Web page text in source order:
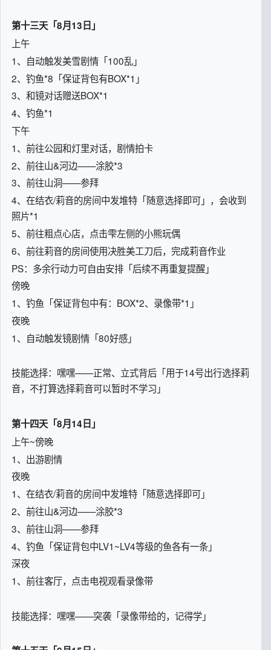
第十三天「8月13日」
上午
1、自动触发美雪剧情「100乱」
2、钓鱼*8「保证背包有BOX*1」
3、和镜对话赠送BOX*1
4、钓鱼*1
下午
1、前往公园和灯里对话，剧情拍卡
2、前往山&河边——涂胶*3
3、前往山洞——参拜
4、在结衣/莉音的房间中发堆特「随意选择即可」，会收到
照片*1
5、前往粗点心店，点击雫左侧的小熊玩偶
6、前往莉音的房间使用决胜美工刀后，完成莉音作业
PS：多余行动力可自由安排「后续不再重复提醒」
傍晚
1、钓鱼「保证背包中有：BOX*2、录像带*1」
夜晚
1、自动触发镜剧情「80好感」
技能选择：嘿嘿——正常、立式背后「用于14号出行选择莉
音，不打算选择莉音可以暂时不学习」
第十四天「8月14日」
上午~傍晚
1、出游剧情
夜晚
1、在结衣/莉音的房间中发堆特「随意选择即可」
2、前往山&河边——涂胶*3
3、前往山洞——参拜
4、钓鱼「保证背包中LV1~LV4等级的鱼各有一条」
深夜
1、前往客厅，点击电视观看录像带
技能选择：嘿嘿——突袭「录像带给的，记得学」